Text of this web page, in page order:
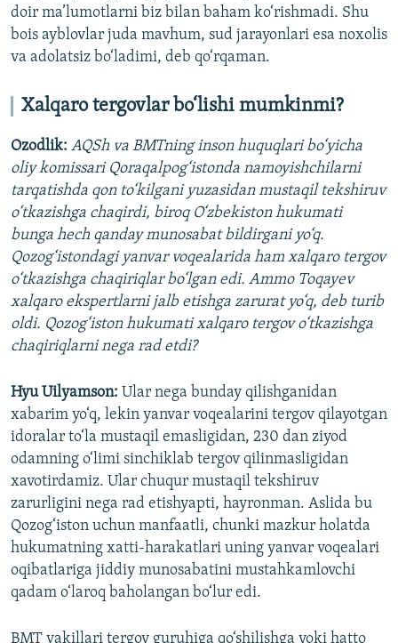
doir ma’lumotlarni biz bilan baham ko‘rishmadi. Shu
bois ayblovlar juda mavhum, sud jarayonlari esa noxolis
va adolatsiz bo‘ladimi, deb qo‘rqaman.
Xalqaro tergovlar bo‘lishi mumkinmi?
Ozodlik: AQSh va BMTning inson huquqlari bo‘yicha
oliy komissari Qoraqalpog‘istonda namoyishchilarni
tarqatishda qon to‘kilgani yuzasidan mustaqil tekshiruv
o‘tkazishga chaqirdi, biroq O‘zbekiston hukumati
bunga hech qanday munosabat bildirgani yo‘q.
Qozog‘istondagi yanvar voqealarida ham xalqaro tergov
o‘tkazishga chaqiriqlar bo‘lgan edi. Ammo Toqayev
xalqaro ekspertlarni jalb etishga zarurat yo‘q, deb turib
oldi. Qozog‘iston hukumati xalqaro tergov o‘tkazishga
chaqiriqlarni nega rad etdi?
Hyu Uilyamson: Ular nega bunday qilishganidan
xabarim yo‘q, lekin yanvar voqealarini tergov qilayotgan
idoralar to‘la mustaqil emasligidan, 230 dan ziyod
odamning o‘limi sinchiklab tergov qilinmasligidan
xavotirdamiz. Ular chuqur mustaqil tekshiruv
zarurligini nega rad etishyapti, hayronman. Aslida bu
Qozog‘iston uchun manfaatli, chunki mazkur holatda
hukumatning xatti-harakatlari uning yanvar voqealari
oqibatlariga jiddiy munosabatini mustahkamlovchi
qadam o‘laroq baholangan bo‘lur edi.
BMT vakillari tergov guruhiga qo‘shilishga yoki hatto